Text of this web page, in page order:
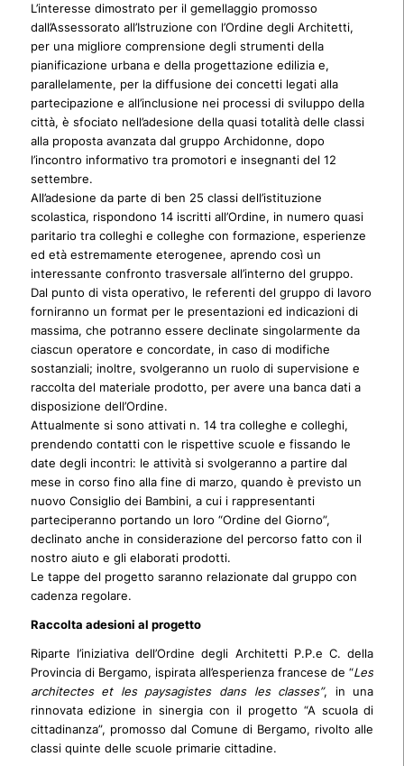
L’interesse dimostrato per il gemellaggio promosso
dall’Assessorato all’Istruzione con l’Ordine degli Architetti,
per una migliore comprensione degli strumenti della
pianificazione urbana e della progettazione edilizia e,
parallelamente, per la diffusione dei concetti legati alla
partecipazione e all’inclusione nei processi di sviluppo della
città, è sfociato nell’adesione della quasi totalità delle classi
alla proposta avanzata dal gruppo Archidonne, dopo
l’incontro informativo tra promotori e insegnanti del 12
settembre.
All’adesione da parte di ben 25 classi dell’istituzione
scolastica, rispondono 14 iscritti all’Ordine, in numero quasi
paritario tra colleghi e colleghe con formazione, esperienze
ed età estremamente eterogenee, aprendo così un
interessante confronto trasversale all’interno del gruppo.
Dal punto di vista operativo, le referenti del gruppo di lavoro
forniranno un format per le presentazioni ed indicazioni di
massima, che potranno essere declinate singolarmente da
ciascun operatore e concordate, in caso di modifiche
sostanziali; inoltre, svolgeranno un ruolo di supervisione e
raccolta del materiale prodotto, per avere una banca dati a
disposizione dell’Ordine.
Attualmente si sono attivati n. 14 tra colleghe e colleghi,
prendendo contatti con le rispettive scuole e fissando le
date degli incontri: le attività si svolgeranno a partire dal
mese in corso fino alla fine di marzo, quando è previsto un
nuovo Consiglio dei Bambini, a cui i rappresentanti
parteciperanno portando un loro “Ordine del Giorno”,
declinato anche in considerazione del percorso fatto con il
nostro aiuto e gli elaborati prodotti.
Le tappe del progetto saranno relazionate dal gruppo con
cadenza regolare.
Raccolta adesioni al progetto
Riparte l’iniziativa dell’Ordine degli Architetti P.P.e C. della
Provincia di Bergamo, ispirata all’esperienza francese de “Les
architectes et les paysagistes dans les classes”, in una
rinnovata edizione in sinergia con il progetto “A scuola di
cittadinanza”, promosso dal Comune di Bergamo, rivolto alle
classi quinte delle scuole primarie cittadine.